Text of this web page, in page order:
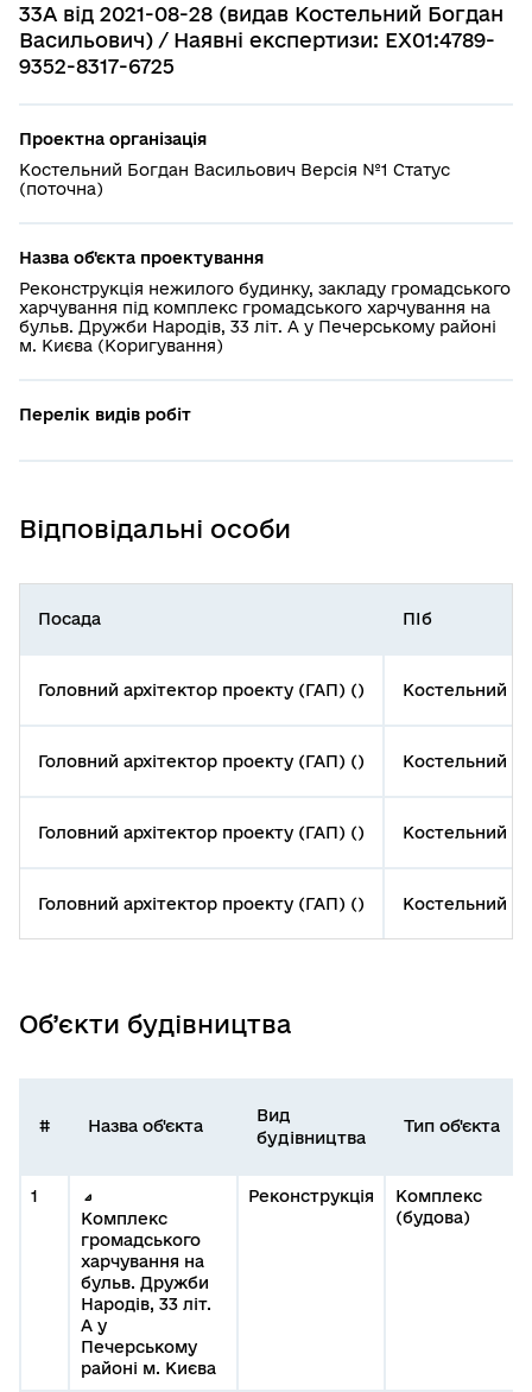
33А від 2021-08-28 (видав Костельний Богдан
Васильович) / Наявні експертизи: EX01:4789-
9352-8317-6725
Проектна організація
Костельний Богдан Васильович Версія №1 Статус
(поточна)
Назва об'єкта проектування
Реконструкція нежилого будинку, закладу громадського
харчування під комплекс громадського харчування на
бульв. Дружби Народів, 33 літ. А у Печерському районі
м. Києва (Коригування)
Перелік видів робіт
Відповідальні особи
Посада ПІб
Головний архітектор проекту (ГАП) () Костельний
Головний архітектор проекту (ГАП) () Костельний
Головний архітектор проекту (ГАП) () Костельний
Головний архітектор проекту (ГАП) () Костельний
Об’єкти будівництва
# Назва об'єкта
Вид
будівництва
Тип об'єкта
1
Комплекс
громадського
харчування на
бульв. Дружби
Народів, 33 літ.
А у
Печерському
районі м. Києва
Реконструкція
Комплекс
(будова)